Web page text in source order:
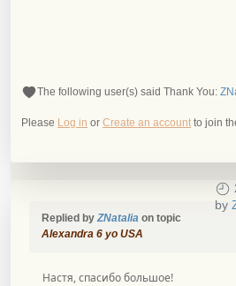
The following user(s) said Thank You:
Please Log in or Create an account to join
by
Replied by ZNatalia on topic
Alexandra 6 yo USA
Настя, спасибо большое!